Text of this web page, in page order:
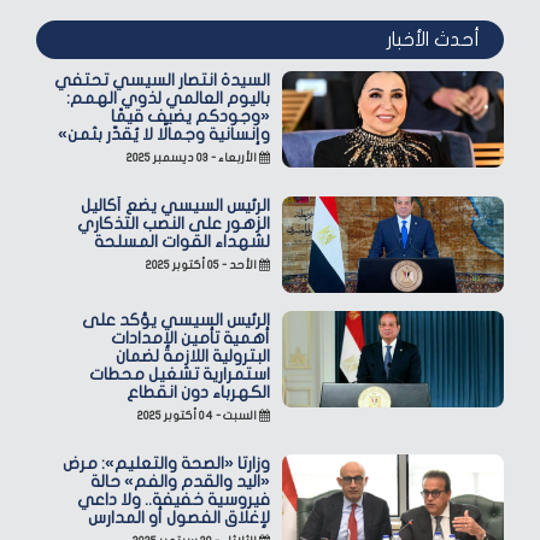
أحدث الأخبار
السيدة انتصار السيسي تحتفي
باليوم العالمي لذوي الهمم:
«وجودكم يضيف قيمًا
وإنسانية وجمالًا لا يُقدّر بثمن»
الأربعاء - ٠٣ ديسمبر ٢٠٢٥
الرئيس السيسي يضع أكاليل
الزهور على النصب التذكاري
لشهداء القوات المسلحة
الأحد - ٠٥ أكتوبر ٢٠٢٥
الرئيس السيسي يؤكد على
أهمية تأمين الإمدادات
البترولية اللازمة لضمان
استمرارية تشغيل محطات
الكهرباء دون انقطاع
السبت - ٠٤ أكتوبر ٢٠٢٥
وزارتا «الصحة والتعليم»: مرض
«اليد والقدم والفم» حالة
فيروسية خفيفة.. ولا داعي
لإغلاق الفصول أو المدارس